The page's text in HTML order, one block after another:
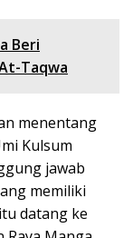
Beri
Taqwa
menentang
Kulsum
jawab
memiliki
datang ke